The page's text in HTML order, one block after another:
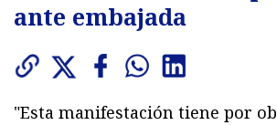
ante embajada
"Esta manifestación tiene por